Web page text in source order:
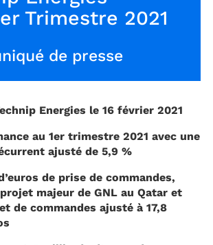
Trimestre 2021
de presse
Energies le 16 février 2021
au 1er trimestre 2021 avec une
ajusté de 5,9 %
de prise de commandes,
majeur de GNL au Qatar et
de commandes ajusté à 17,8